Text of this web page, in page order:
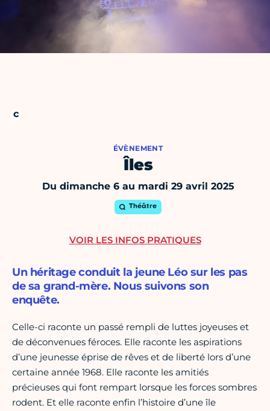
ÉVÈNEMENT
Îles
Du dimanche 6 au mardi 29 avril 2025
Théâtre
Un héritage conduit la jeune Léo sur les pas
de sa grand-mère. Nous suivons son
enquête.
Celle-ci raconte un passé rempli de luttes joyeuses et
de déconvenues féroces. Elle raconte les aspirations
d’une jeunesse éprise de rêves et de liberté lors d’une
certaine année 1968. Elle raconte les amitiés
précieuses qui font rempart lorsque les forces sombres
rodent. Et elle raconte enfin l’histoire d’une île
VOIR LES INFOS PRATIQUES